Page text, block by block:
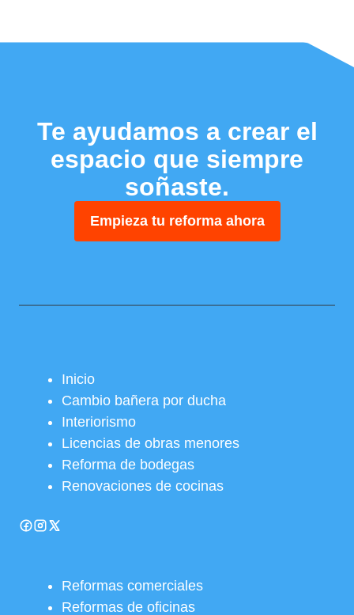
Te ayudamos a crear el
espacio que siempre
soñaste.
Empieza tu reforma ahora
Inicio
Cambio bañera por ducha
Interiorismo
Licencias de obras menores
Reforma de bodegas
Renovaciones de cocinas
Reformas comerciales
Reformas de oficinas